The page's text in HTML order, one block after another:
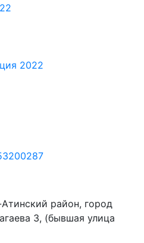
2022
район, город
3, (бывшая улица